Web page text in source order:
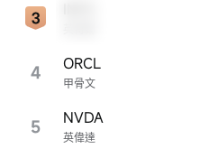
4 甲骨文
ORCL
5 英偉達
NVDA